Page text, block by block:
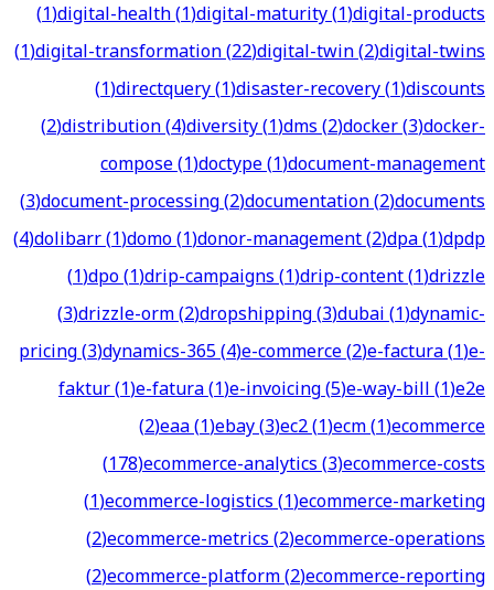
(1)digital-health(1)digital-maturity(1)digital-products
(1)digital-transformation(22)digital-twin(2)digital-twins
(1)directquery(1)disaster-recovery(1)discounts
(2)distribution(4)diversity(1)dms(2)docker(3)docker-
compose(1)doctype(1)document-management
(3)document-processing(2)documentation(2)documents
(4)dolibarr(1)domo(1)donor-management(2)dpa(1)dpdp
(1)dpo(1)drip-campaigns(1)drip-content(1)drizzle
(3)drizzle-orm(2)dropshipping(3)dubai(1)dynamic-
pricing(3)dynamics-365(4)e-commerce(2)e-factura(1)e-
faktur(1)e-fatura(1)e-invoicing(5)e-way-bill(1)e2e
(2)eaa(1)ebay(3)ec2(1)ecm(1)ecommerce
(178)ecommerce-analytics(3)ecommerce-costs
(1)ecommerce-logistics(1)ecommerce-marketing
(2)ecommerce-metrics(2)ecommerce-operations
(2)ecommerce-platform(2)ecommerce-reporting